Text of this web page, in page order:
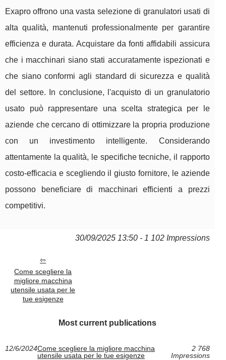
Exapro offrono una vasta selezione di granulatori usati di
alta qualità, mantenuti professionalmente per garantire
efficienza e durata. Acquistare da fonti affidabili assicura
che i macchinari siano stati accuratamente ispezionati e
che siano conformi agli standard di sicurezza e qualità
del settore. In conclusione, l'acquisto di un granulatorio
usato può rappresentare una scelta strategica per le
aziende che cercano di ottimizzare la propria produzione
con un investimento intelligente. Considerando
attentamente la qualità, le specifiche tecniche, il rapporto
costo-efficacia e scegliendo il giusto fornitore, le aziende
possono beneficiare di macchinari efficienti a prezzi
competitivi.
30/09/2025 13:50 - 1 102 Impressions
Come scegliere la
migliore macchina
utensile usata per le
tue esigenze
Most current publications
12/6/2024Come scegliere la migliore macchina
utensile usata per le tue esigenze
2 768
Impressions